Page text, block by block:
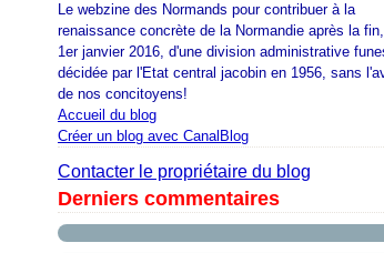
Le webzine des Normands pour contribuer à la
renaissance concrète de la Normandie après la
1er janvier 2016, d'une division administrative
décidée par l'Etat central jacobin en 1956, sans
de nos concitoyens!
Accueil du blog
Créer un blog avec CanalBlog
Contacter le propriétaire du blog
Derniers commentaires